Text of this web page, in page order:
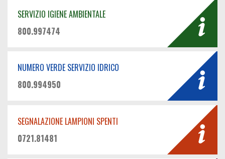
SERVIZIO IGIENE AMBIENTALE
800.997474
NUMERO VERDE SERVIZIO IDRICO
800.994950
SEGNALAZIONE LAMPIONI SPENTI
0721.81481